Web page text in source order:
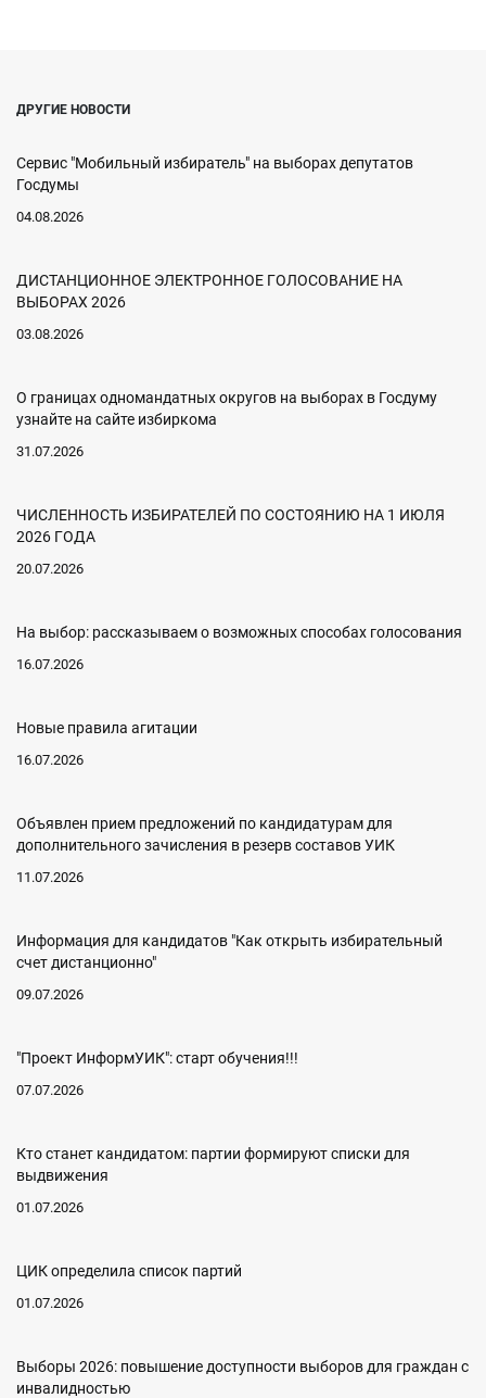
ДРУГИЕ НОВОСТИ
Сервис "Мобильный избиратель" на выборах депутатов
Госдумы
04.08.2026
ДИСТАНЦИОННОЕ ЭЛЕКТРОННОЕ ГОЛОСОВАНИЕ НА
ВЫБОРАХ 2026
03.08.2026
О границах одномандатных округов на выборах в Госдуму
узнайте на сайте избиркома
31.07.2026
ЧИСЛЕННОСТЬ ИЗБИРАТЕЛЕЙ ПО СОСТОЯНИЮ НА 1 ИЮЛЯ
2026 ГОДА
20.07.2026
На выбор: рассказываем о возможных способах голосования
16.07.2026
Новые правила агитации
16.07.2026
Объявлен прием предложений по кандидатурам для
дополнительного зачисления в резерв составов УИК
11.07.2026
Информация для кандидатов "Как открыть избирательный
счет дистанционно"
09.07.2026
"Проект ИнформУИК": старт обучения!!!
07.07.2026
Кто станет кандидатом: партии формируют списки для
выдвижения
01.07.2026
ЦИК определила список партий
01.07.2026
Выборы 2026: повышение доступности выборов для граждан с
инвалидностью